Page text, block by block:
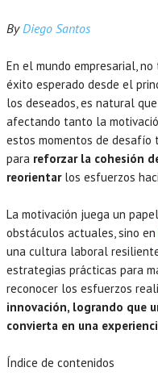
ByDiego Santos
En el mundo empresarial,
éxito esperado desde el
los deseados, es natural
afectando tanto la
estos momentos de desafío
para reforzar la cohesión
reorientarlos esfuerzos
La motivación juega un
obstáculos actuales, sino en
una cultura laboral
estrategias prácticas para
reconocer los esfuerzos
innovación, logrando que
convierta en una
Índice de contenidos